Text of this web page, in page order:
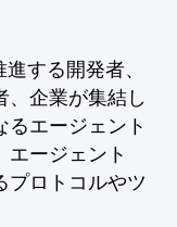
する開発者、
、企業が集結し
るエージェント
ージェント
プロトコルやツ